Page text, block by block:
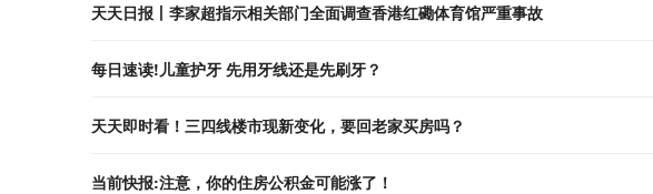
天天日报丨李家超指示相关部门全面调查香港红磡体育馆严重事故
每日速读!儿童护牙 先用牙线还是先刷牙？
天天即时看！三四线楼市现新变化，要回老家买房吗？
当前快报:注意，你的住房公积金可能涨了！